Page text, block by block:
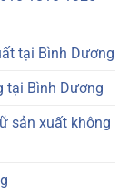
tại Bình Dương
tại Bình Dương
sản xuất không